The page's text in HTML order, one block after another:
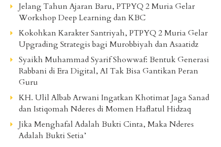
Jelang Tahun Ajaran Baru, PTPYQ 2 Muria Gelar
Workshop Deep Learning dan KBC
Kokohkan Karakter Santriyah, PTPYQ 2 Muria Gelar
Upgrading Strategis bagi Murobbiyah dan Asaatidz
Syaikh Muhammad Syarif Showwaf: Bentuk Generasi
Rabbani di Era Digital, AI Tak Bisa Gantikan Peran
Guru
KH. Ulil Albab Arwani Ingatkan Khotimat Jaga Sanad
dan Istiqomah Nderes di Momen Haflatul Hidzaq
Jika Menghafal Adalah Bukti Cinta, Maka Nderes
Adalah Bukti Setia’